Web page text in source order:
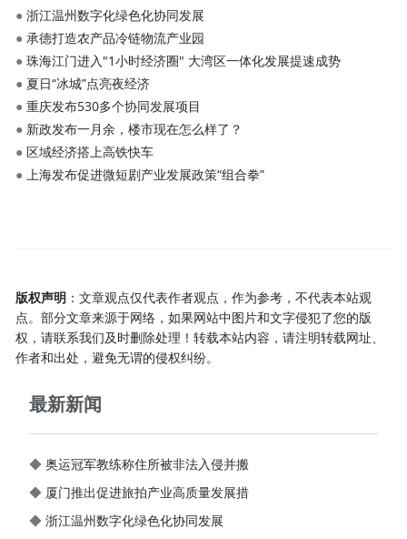
●浙江温州数字化绿色化协同发展
●承德打造农产品冷链物流产业园
●珠海江门进入"1小时经济圈" 大湾区一体化发展提速成势
● 夏日“冰城”点亮夜经济
●重庆发布530多个协同发展项目
● 新政发布一月余，楼市现在怎么样了？
●区域经济搭上高铁快车
●上海发布促进微短剧产业发展政策“组合拳”
版权声明 ：文章观点仅代表作者观点，作为参考，不代表本站观
点。部分文章来源于网络，如果网站中图片和文字侵犯了您的版
权，请联系我们及时删除处理！转载本站内容，请注明转载网址、
作者和出处，避免无谓的侵权纠纷。
最新新闻
◆奥运冠军教练称住所被非法入侵并搬
◆ 厦门推出促进旅拍产业高质量发展措
◆浙江温州数字化绿色化协同发展